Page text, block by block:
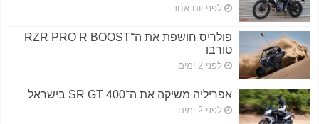
לפני יום אחד
פולריס חושפת את ה־RZR PRO R BOOST
טורבו
לפני 2 ימים
אפריליה משיקה את ה־SR GT 400 בישראל
לפני 2 ימים